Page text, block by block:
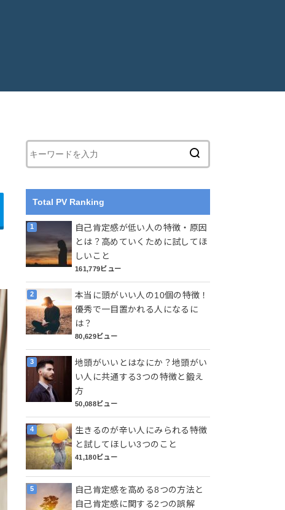
Total PV Ranking
自己肯定感が低い人の特徴・原因
とは？高めていくために試してほ
しいこと
161,779ビュー
本当に頭がいい人の10個の特徴！
優秀で一目置かれる人になるに
は？
80,629ビュー
地頭がいいとはなにか？地頭がい
い人に共通する3つの特徴と鍛え
方
50,088ビュー
生きるのが辛い人にみられる特徴
と試してほしい3つのこと
41,180ビュー
自己肯定感を高める8つの方法と
自己肯定感に関する2つの誤解